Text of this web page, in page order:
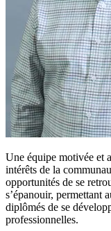
Une équipe motivée et
intérêts de la
opportunités de se
s’épanouir, permettant
diplômés de se
professionnelles.